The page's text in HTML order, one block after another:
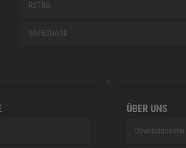
RETRO
SAFEGUARD
ÜBER UNS
Downloadcenter